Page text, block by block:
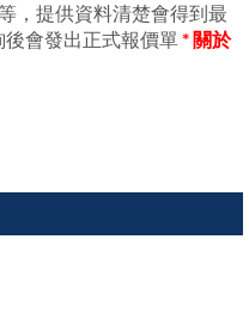
，提供資料清楚會得到最
會發出正式報價單* 關於